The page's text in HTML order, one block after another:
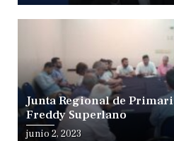
Junta Regional de
Freddy Superlano
junio 2, 2023